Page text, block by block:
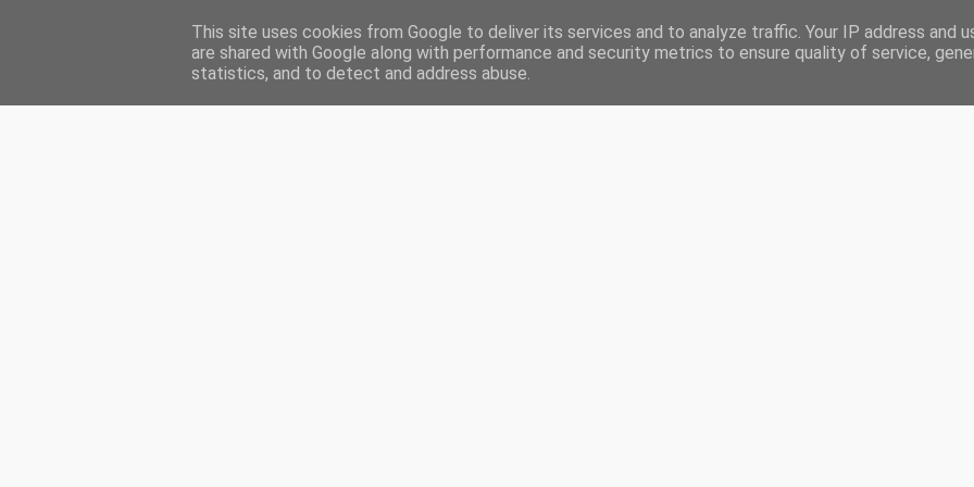
ENGLISH MA PRÉSENTATION INDEX CHRONIQUES LIVRES LUS EN 2020 CHALLENGES PARTENARIATS
This site uses cookies from Google to deliver its services and to analyze traffic. Your IP address and
are shared with Google along with performance and security metrics to ensure quality of service,
statistics, and to detect and address abuse.